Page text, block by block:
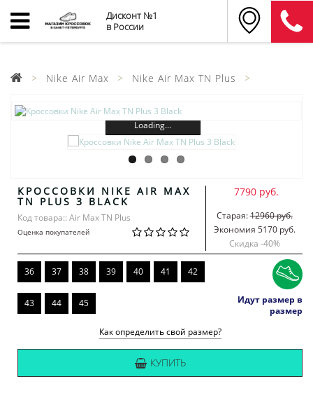
Дисконт №1
в России
Nike Air Max Nike Air Max TN Plus
Loading...
КРОССОВКИ NIKE AIR MAX
TN PLUS 3 BLACK
Код товара:: Air Max TN Plus
Оценка покупателей
7790 руб.
Старая:12960 руб.
Экономия 5170 руб.
Скидка -40%
36 37 38 39 40 41 42
43 44 45
Идут размер в
размер
Как определить свой размер?
КУПИТЬ